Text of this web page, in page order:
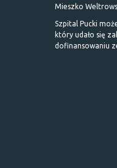
Mieszko
Szpital Pucki
który udało się
dofinansowaniu